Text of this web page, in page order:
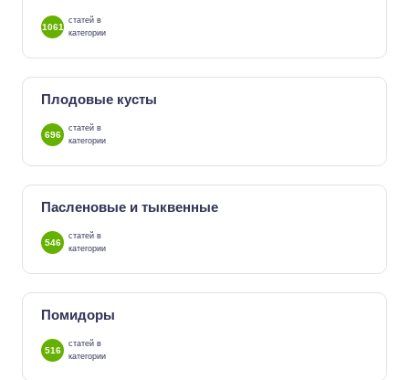
1061
статей в
категории
Плодовые кусты
696
статей в
категории
Пасленовые и тыквенные
546
статей в
категории
Помидоры
516
статей в
категории